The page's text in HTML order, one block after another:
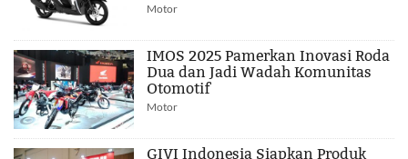
Motor
IMOS 2025 Pamerkan Inovasi Roda
Dua dan Jadi Wadah Komunitas
Otomotif
Motor
GIVI Indonesia Siapkan Produk